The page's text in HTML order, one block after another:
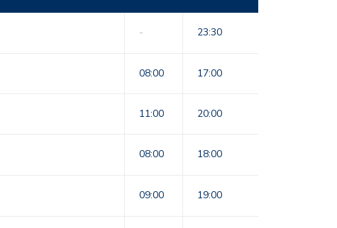
- 23:30
08:00 17:00
11:00 20:00
08:00 18:00
09:00 19:00